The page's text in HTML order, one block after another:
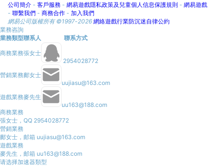
公司簡介- 客戶服務- 網易遊戲隱私政策及兒童個人信息保護規則- 網易遊戲
- 聯繫我們- 商務合作- 加入我們
網易公司版權所有 ©1997-2026 網絡遊戲行業防沉迷自律公約
業務咨詢
業務類型聯系人 聯系方式
商務業務張女士
2954028772
營銷業務鄺女士
uujiasu@163.com
遊戲業務麥先生
uu163@188.com
商務業務
張女士，QQ 2954028772
營銷業務
鄺女士，邮箱 uujiasu@163.com
遊戲業務
麥先生，邮箱 uu163@188.com
请选择加速器類型